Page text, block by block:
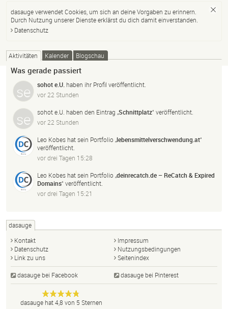
dasauge verwendet Cookies, um sich an deine Vorgaben zu erinnern.
Durch Nutzung unserer Dienste erklärst du dich damit einverstanden.
Datenschutz
Aktivitäten Kalender Blogschau
Was gerade passiert
sohot e.U. haben ihr Profil veröffentlicht.
vor 22 Stunden
sohot e.U. haben den Eintrag „Schnittplatz“ veröffentlicht.
vor 22 Stunden
Leo Kobes hat sein Portfolio „lebensmittelverschwendung. at“
veröffentlicht.
vor drei Tagen 15:28
Leo Kobes hat sein Portfolio „deinrecatch. de – ReCatch & Expired
Domains“ veröffentlicht.
vor drei Tagen 15:21
dasauge
Kontakt
Impressum
Datenschutz
Nutzungsbedingungen
Link zu uns
Seitenindex
dasauge bei Facebook dasauge bei Pinterest
dasauge
Designer,
Anonym
dasauge hat4,8 von 5 Sternen